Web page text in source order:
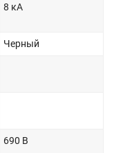
8 кА
Черный
690 В